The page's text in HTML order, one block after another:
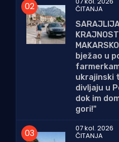
ČITANJA
bježao u
ukrajinski
divljaju u
dok im
gori!"
07 kol. 2026
ČITANJA